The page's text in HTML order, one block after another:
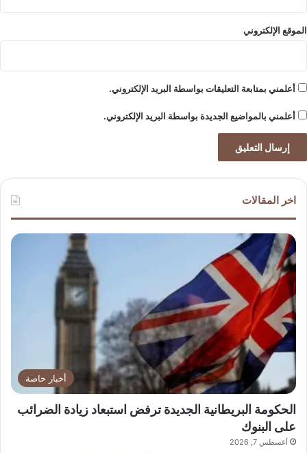
ي
الموقع الإلكتروني
أعلمني بمتابعة التعليقات بواسطة البريد الإلكتروني.
أعلمني بالمواضيع الجديدة بواسطة البريد الإلكتروني.
اخر المقالات
أخبار خاصة
الحكومة البريطانية الجديدة ترفض استبعاد زيادة الضرائب
على البنوك
أغسطس 7, 2026